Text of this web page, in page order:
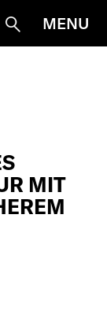
Suche
MENU
MIT